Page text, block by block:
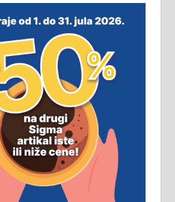
од 8 ари у Зеленом
Могућа
63-584
ОГЛАСИ
Рудник
запошљава 20
рудара. Услови:
пожељно радно
истим и сличним
али не и неопходан
смештај,
032/57-41-122 –